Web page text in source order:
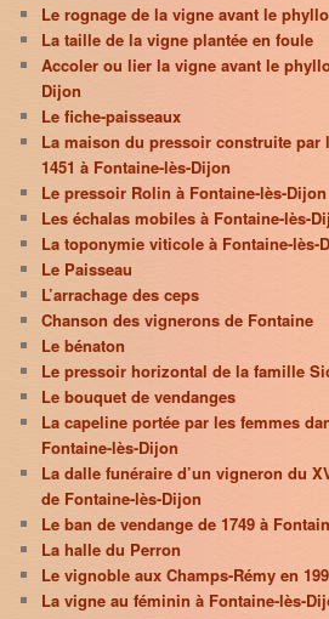
Le rognage de la vigne avant le
La taille de la vigne plantée en foule
Accoler ou lier la vigne avant le
Dijon
Le fiche-paisseaux
La maison du pressoir construite par
1451 à Fontaine-lès-Dijon
Le pressoir Rolin à Fontaine-lès-Dijon
Les échalas mobiles à Fontaine-lès-
La toponymie viticole à Fontaine-lès-
Le Paisseau
L’arrachage des ceps
Chanson des vignerons de Fontaine
Le bénaton
Le pressoir horizontal de la famille
Le bouquet de vendanges
La capeline portée par les femmes
Fontaine-lès-Dijon
La dalle funéraire d’un vigneron du
de Fontaine-lès-Dijon
Le ban de vendange de 1749 à
La halle du Perron
Le vignoble aux Champs-Rémy en
La vigne au féminin à Fontaine-lès-